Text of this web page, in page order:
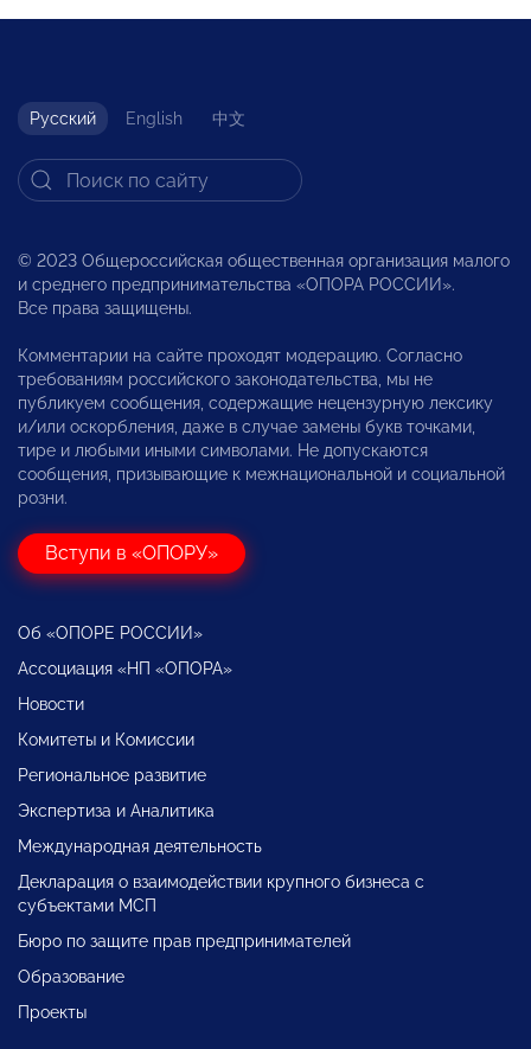
Русский English 中文
© 2023 Общероссийская общественная организация малого
и среднего предпринимательства «ОПОРА РОССИИ».
Все права защищены.
Комментарии на сайте проходят модерацию. Согласно
требованиям российского законодательства, мы не
публикуем сообщения, содержащие нецензурную лексику
и/или оскорбления, даже в случае замены букв точками,
тире и любыми иными символами. Не допускаются
сообщения, призывающие к межнациональной и социальной
розни.
Вступи в «ОПОРУ»
Об «ОПОРЕ РОССИИ»
Ассоциация «НП «ОПОРА»
Новости
Комитеты и Комиссии
Региональное развитие
Экспертиза и Аналитика
Международная деятельность
Декларация о взаимодействии крупного бизнеса с
субъектами МСП
Бюро по защите прав предпринимателей
Образование
Проекты